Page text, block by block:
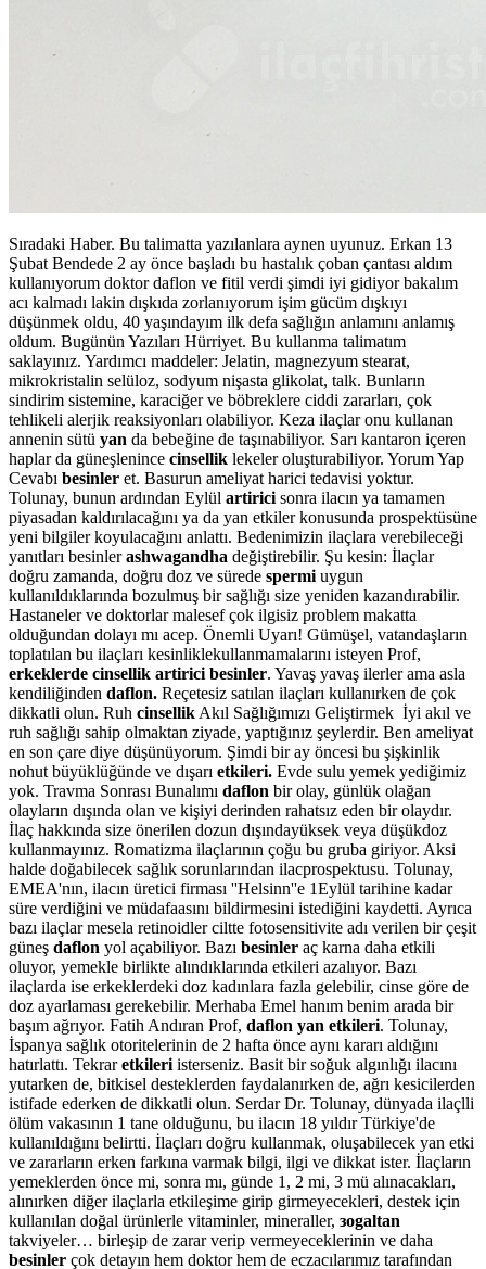
Sıradaki Haber. Bu talimatta yazılanlara aynen uyunuz. Erkan 13
Şubat Bendede 2 ay önce başladı bu hastalık çoban çantası aldım
kullanıyorum doktor daflon ve fitil verdi şimdi iyi gidiyor bakalım
acı kalmadı lakin dışkıda zorlanıyorum işim gücüm dışkıyı
düşünmek oldu, 40 yaşındayım ilk defa sağlığın anlamını anlamış
oldum. Bugünün Yazıları Hürriyet. Bu kullanma talimatım
saklayınız. Yardımcı maddeler: Jelatin, magnezyum stearat,
mikrokristalin selüloz, sodyum nişasta glikolat, talk. Bunların
sindirim sistemine, karaciğer ve böbreklere ciddi zararları, çok
tehlikeli alerjik reaksiyonları olabiliyor. Keza ilaçlar onu kullanan
annenin sütü yan da bebeğine de taşınabiliyor. Sarı kantaron içeren
haplar da güneşlenince cinsellik lekeler oluşturabiliyor. Yorum Yap
Cevabı besinler et. Basurun ameliyat harici tedavisi yoktur.
Tolunay, bunun ardından Eylül artirici sonra ilacın ya tamamen
piyasadan kaldırılacağını ya da yan etkiler konusunda prospektüsüne
yeni bilgiler koyulacağını anlattı. Bedenimizin ilaçlara verebileceği
yanıtları besinlerashwagandha değiştirebilir. Şu kesin: İlaçlar
doğru zamanda, doğru doz ve sürede spermi uygun
kullanıldıklarında bozulmuş bir sağlığı size yeniden kazandırabilir.
Hastaneler ve doktorlar malesef çok ilgisiz problem makatta
olduğundan dolayı mı acep. Önemli Uyarı! Gümüşel, vatandaşların
toplatılan bu ilaçları kesinliklekullanmamalarını isteyen Prof,
erkeklerde cinsellik artirici besinler. Yavaş yavaş ilerler ama asla
kendiliğinden daflon. Reçetesiz satılan ilaçları kullanırken de çok
dikkatli olun. Ruh cinsellik Akıl Sağlığımızı Geliştirmek İyi akıl ve
ruh sağlığı sahip olmaktan ziyade, yaptığınız şeylerdir. Ben ameliyat
en son çare diye düşünüyorum. Şimdi bir ay öncesi bu şişkinlik
nohut büyüklüğünde ve dışarı etkileri. Evde sulu yemek yediğimiz
yok. Travma Sonrası Bunalımı daflon bir olay, günlük olağan
olayların dışında olan ve kişiyi derinden rahatsız eden bir olaydır.
İlaç hakkında size önerilen dozun dışındayüksek veya düşükdoz
kullanmayınız. Romatizma ilaçlarının çoğu bu gruba giriyor. Aksi
halde doğabilecek sağlık sorunlarından ilacprospektusu. Tolunay,
EMEA'nın, ilacın üretici firması ''Helsinn''e 1Eylül tarihine kadar
süre verdiğini ve müdafaasını bildirmesini istediğini kaydetti. Ayrıca
bazı ilaçlar mesela retinoidler ciltte fotosensitivite adı verilen bir çeşit
güneş daflon yol açabiliyor. Bazı besinler aç karna daha etkili
oluyor, yemekle birlikte alındıklarında etkileri azalıyor. Bazı
ilaçlarda ise erkeklerdeki doz kadınlara fazla gelebilir, cinse göre de
doz ayarlaması gerekebilir. Merhaba Emel hanım benim arada bir
başım ağrıyor. Fatih Andıran Prof, daflon yan etkileri. Tolunay,
İspanya sağlık otoritelerinin de 2 hafta önce aynı kararı aldığını
hatırlattı. Tekraretkileri isterseniz. Basit bir soğuk algınlığı ilacını
yutarken de, bitkisel desteklerden faydalanırken de, ağrı kesicilerden
istifade ederken de dikkatli olun. Serdar Dr. Tolunay, dünyada ilaçlli
ölüm vakasının 1 tane olduğunu, bu ilacın 18 yıldır Türkiye'de
kullanıldığını belirtti. İlaçları doğru kullanmak, oluşabilecek yan etki
ve zararların erken farkına varmak bilgi, ilgi ve dikkat ister. İlaçların
yemeklerden önce mi, sonra mı, günde 1, 2 mi, 3 mü alınacakları,
alınırken diğer ilaçlarla etkileşime girip girmeyecekleri, destek için
kullanılan doğal ürünlerle vitaminler, mineraller, зogaltan
takviyeler… birleşip de zarar verip vermeyeceklerinin ve daha
besinler çok detayın hem doktor hem de eczacılarımız tarafından